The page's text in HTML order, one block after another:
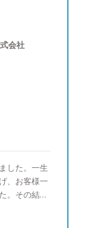
会社
した。一生
、お客様一
。その結
ておりまし